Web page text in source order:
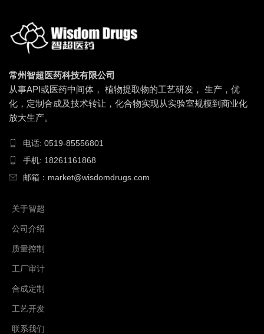
常州智超医药科技有限公司
从事API或医药中间体， 植物提取物的工艺研发， 生产，优
化，定制合成及技术转让，化合物实现从实验室规模到商业化
放大生产。
电话: 0519-85556801
手机: 18261161868
邮箱：market@wisdomdrugs.com
关于智超
公司介绍
质量控制
工厂审计
合成定制
工艺开发
联系我们